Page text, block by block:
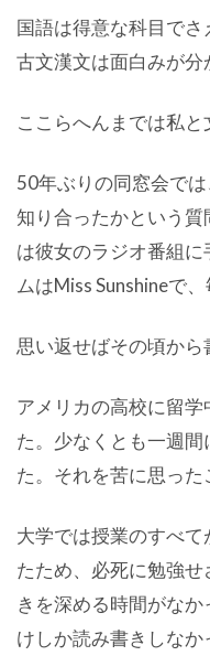
国語は得意な科目でさ
古文漢文は面白みが分
ここらへんまでは私と
50年ぶりの同窓会で
知り合ったかという
は彼女のラジオ番組
ムはMiss Sunshineで
思い返せばその頃から
アメリカの高校に留
た。少なくとも一週
た。それを苦に思った
大学では授業のすべ
たため、必死に勉強
きを深める時間がな
けしか読み書きしな